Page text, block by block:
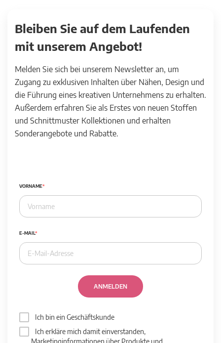
Bleiben Sie auf dem Laufenden
mit unserem Angebot!
Melden Sie sich bei unserem Newsletter an, um
Zugang zu exklusiven Inhalten über Nähen, Design und
die Führung eines kreativen Unternehmens zu erhalten.
Außerdem erfahren Sie als Erstes von neuen Stoffen
und Schnittmuster Kollektionen und erhalten
Sonderangebote und Rabatte.
VORNAME
E-MAIL
ANMELDEN
Ich bin ein Geschäftskunde
Ich erkläre mich damit einverstanden,